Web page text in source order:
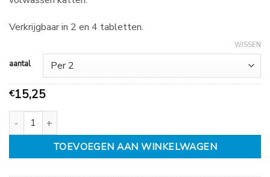
Verkrijgbaar in 2 en 4 tabletten.
aantal
WISSEN
€15,25
Exil No worm Pro kat. aantal
TOEVOEGEN AAN WINKELWAGEN